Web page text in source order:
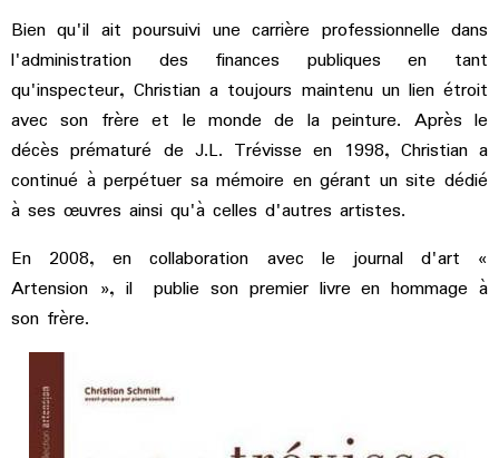
Bien qu'il ait poursuivi une carrière professionnelle dans
l'administration des finances publiques en tant
qu'inspecteur, Christian a toujours maintenu un lien étroit
avec son frère et le monde de la peinture. Après le
décès prématuré de J.L. Trévisse en 1998, Christian a
continué à perpétuer sa mémoire en gérant un site dédié
à ses œuvres ainsi qu'à celles d'autres artistes.
En 2008, en collaboration avec le journal d'art «
Artension », il publie son premier livre en hommage à
son frère.